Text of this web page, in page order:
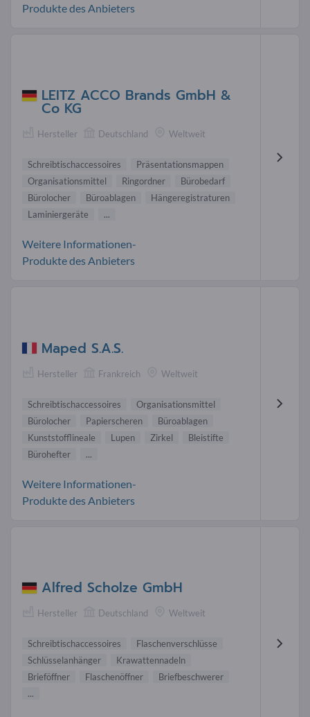
Produkte des Anbieters
LEITZ ACCO Brands GmbH &
Co KG
Hersteller Deutschland Weltweit
Schreibtischaccessoires
Präsentationsmappen
Organisationsmittel
Ringordner
Bürobedarf
Bürolocher
Büroablagen
Hängeregistraturen
Laminiergeräte
...
Weitere Informationen-
Produkte des Anbieters
Maped S.A.S.
Hersteller Frankreich Weltweit
Schreibtischaccessoires
Organisationsmittel
Bürolocher
Papierscheren
Büroablagen
Kunststofflineale
Lupen Zirkel
Bleistifte
Bürohefter
...
Weitere Informationen-
Produkte des Anbieters
Alfred Scholze GmbH
Hersteller Deutschland Weltweit
Schreibtischaccessoires
Flaschenverschlüsse
Schlüsselanhänger
Krawattennadeln
Brieföffner
Flaschenöffner
Briefbeschwerer
...